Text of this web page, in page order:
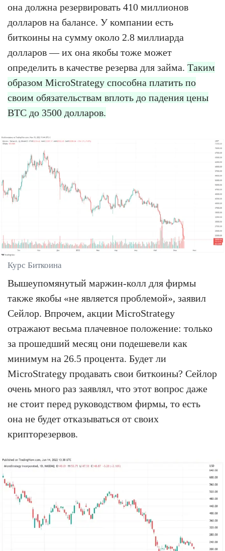
она должна резервировать 410 миллионов
долларов на балансе. У компании есть
биткоины на сумму около 2.8 миллиарда
долларов — их она якобы тоже может
определить в качестве резерва для займа. Таким
образом MicroStrategy способна платить по
своим обязательствам вплоть до падения цены
BTC до 3500 долларов.
Курс Биткоина
Вышеупомянутый маржин-колл для фирмы
также якобы «не является проблемой», заявил
Сейлор. Впрочем, акции MicroStrategy
отражают весьма плачевное положение: только
за прошедший месяц они подешевели как
минимум на 26.5 процента. Будет ли
MicroStrategy продавать свои биткоины? Сейлор
очень много раз заявлял, что этот вопрос даже
не стоит перед руководством фирмы, то есть
она не будет отказываться от своих
крипторезервов.